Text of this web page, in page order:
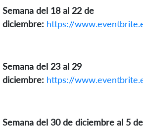
Semana del 18 al 22 de
diciembre: https://
Semana del 23 al 29
diciembre: https://
Semana del 30 de diciembre al 5 de